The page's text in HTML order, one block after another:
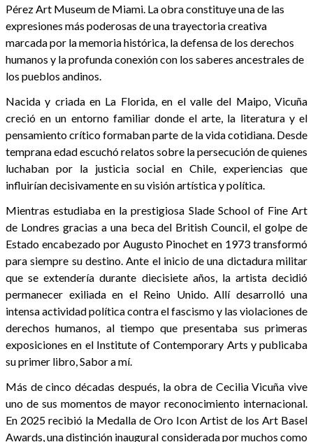
Pérez Art Museum de Miami. La obra constituye una de las
expresiones más poderosas de una trayectoria creativa
marcada por la memoria histórica, la defensa de los derechos
humanos y la profunda conexión con los saberes ancestrales de
los pueblos andinos.
Nacida y criada en La Florida, en el valle del Maipo, Vicuña
creció en un entorno familiar donde el arte, la literatura y el
pensamiento crítico formaban parte de la vida cotidiana. Desde
temprana edad escuchó relatos sobre la persecución de quienes
luchaban por la justicia social en Chile, experiencias que
influirían decisivamente en su visión artística y política.
Mientras estudiaba en la prestigiosa Slade School of Fine Art
de Londres gracias a una beca del British Council, el golpe de
Estado encabezado por Augusto Pinochet en 1973 transformó
para siempre su destino. Ante el inicio de una dictadura militar
que se extendería durante diecisiete años, la artista decidió
permanecer exiliada en el Reino Unido. Allí desarrolló una
intensa actividad política contra el fascismo y las violaciones de
derechos humanos, al tiempo que presentaba sus primeras
exposiciones en el Institute of Contemporary Arts y publicaba
su primer libro, Sabor a mí.
Más de cinco décadas después, la obra de Cecilia Vicuña vive
uno de sus momentos de mayor reconocimiento internacional.
En 2025 recibió la Medalla de Oro Icon Artist de los Art Basel
Awards, una distinción inaugural considerada por muchos como